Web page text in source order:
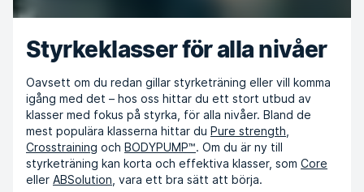
Styrkeklasser för alla nivåer
Oavsett om du redan gillar styrketräning eller vill komma
igång med det – hos oss hittar du ett stort utbud av
klasser med fokus på styrka, för alla nivåer. Bland de
mest populära klasserna hittar du Pure strength
Crosstraining och BODYPUMP™. Om du är ny till
styrketräning kan korta och effektiva klasser, som Core
eller ABSolution , vara ett bra sätt att börja.